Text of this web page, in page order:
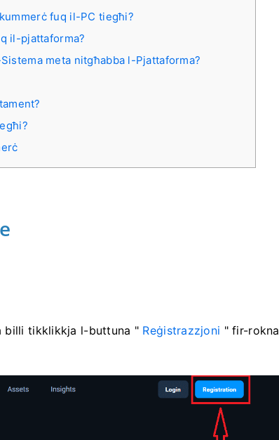
fuq il-PC tiegħi?
il-pjattaforma?
meta nitgħabba l-Pjattaforma?
billi tikklikkja l-buttuna " Reġistrazzjoni " fir-rokna